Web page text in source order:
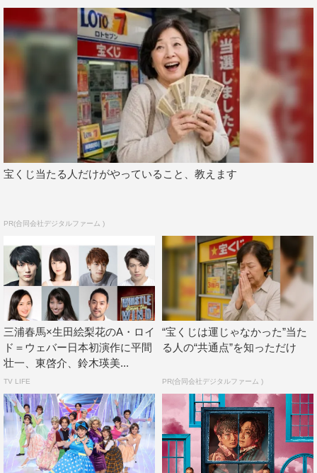
そして、劇中重要なシーンなどで幾度も披露される“ラッ
プ”に話題が及ぶと、「苦労した」と口を揃える一同。
「事務所の先輩からアドバイスはありましたか？」という
質問に対しては、林が「自然と櫻井（翔）君がラップして
いる映像を見ちゃいました。あと、普段の発声練習を行う
際もついラップ調になってしまったりして」と身振り手振
りでその様子を披露し、笑いを巻き起こす。
続けて、東が「シンプルに音楽を楽しむことを心がけてい
ます。何を伝えたいのかということを考えて、素直にそれ
を表現するということが大事なのかなって。ベニーはハイ
ツの中で唯一の黒人でもあるので、歌や身体表現からもそ
宝くじ当たる人だけがやっていること、教えます
PR(合同会社デジタルファーム )
三浦春馬×生田絵梨花のA・ロイ
ド＝ウェバー日本初演作に平間
壮一、東啓介、鈴木瑛美...
TV LIFE
“宝くじは運じゃなかった”当た
る人の“共通点”を知っただけ
PR(合同会社デジタルファーム )